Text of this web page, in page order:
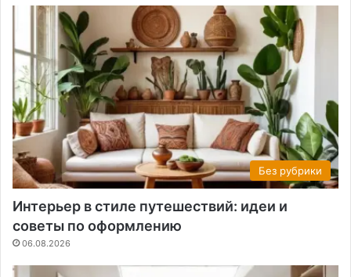
Без рубрики
Интерьер в стиле путешествий: идеи и
советы по оформлению
06.08.2026